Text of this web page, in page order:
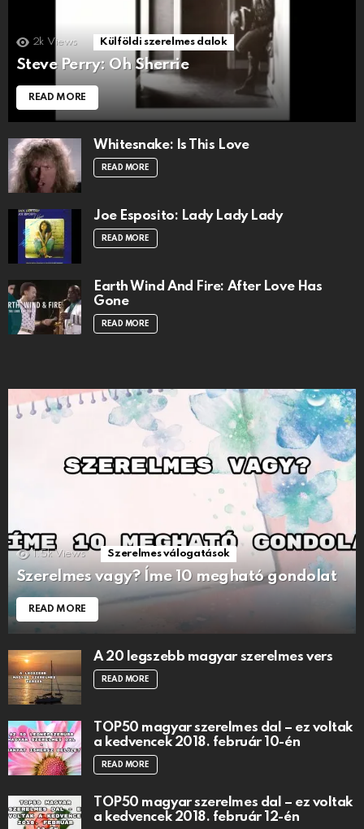
2k Views Külföldi szerelmes dalok
Steve Perry: Oh Sherrie
READ MORE
Whitesnake: Is This Love
READ MORE
Joe Esposito: Lady Lady Lady
READ MORE
Earth Wind And Fire: After Love Has
Gone
READ MORE
1.5k Views Szerelmes válogatások
Szerelmes vagy? Íme 10 megható gondolat
READ MORE
A 20 legszebb magyar szerelmes vers
READ MORE
TOP50 magyar szerelmes dal – ez voltak
a kedvencek 2018. február 10-én
READ MORE
TOP50 magyar szerelmes dal – ez voltak
a kedvencek 2018. február 12-én